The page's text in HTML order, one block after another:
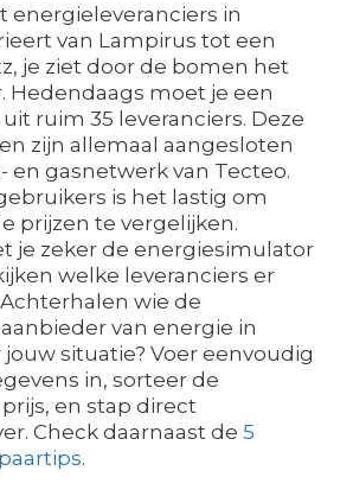
energieleveranciers in
van Lampirus tot een
je ziet door de bomen het
Hedendaags moet je een
ruim 35 leveranciers. Deze
zijn allemaal aangesloten
en gasnetwerk van Tecteo.
is het lastig om
prijzen te vergelijken.
je zeker de energiesimulator
welke leveranciers er
wie de
van energie in
jouw situatie? Voer eenvoudig
in, sorteer de
en stap direct
Check daarnaast de 5
.